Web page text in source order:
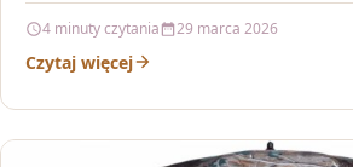
4 minuty czytania 29 marca 2026
Czytaj więcej